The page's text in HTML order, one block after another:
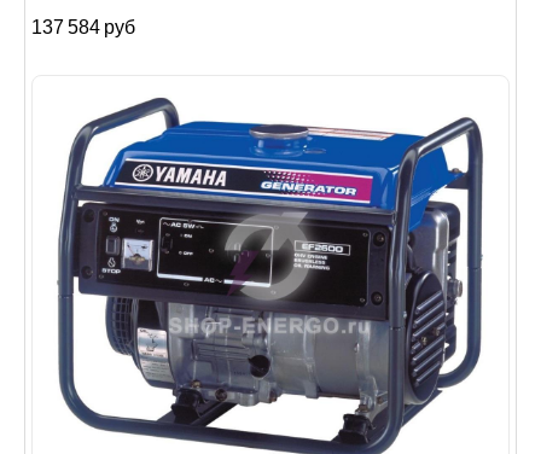
137 584 руб